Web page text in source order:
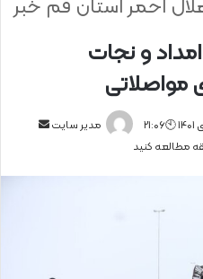
امداد و نجات
مواصلاتی
احمر استان قم خبر
مدیر سایت